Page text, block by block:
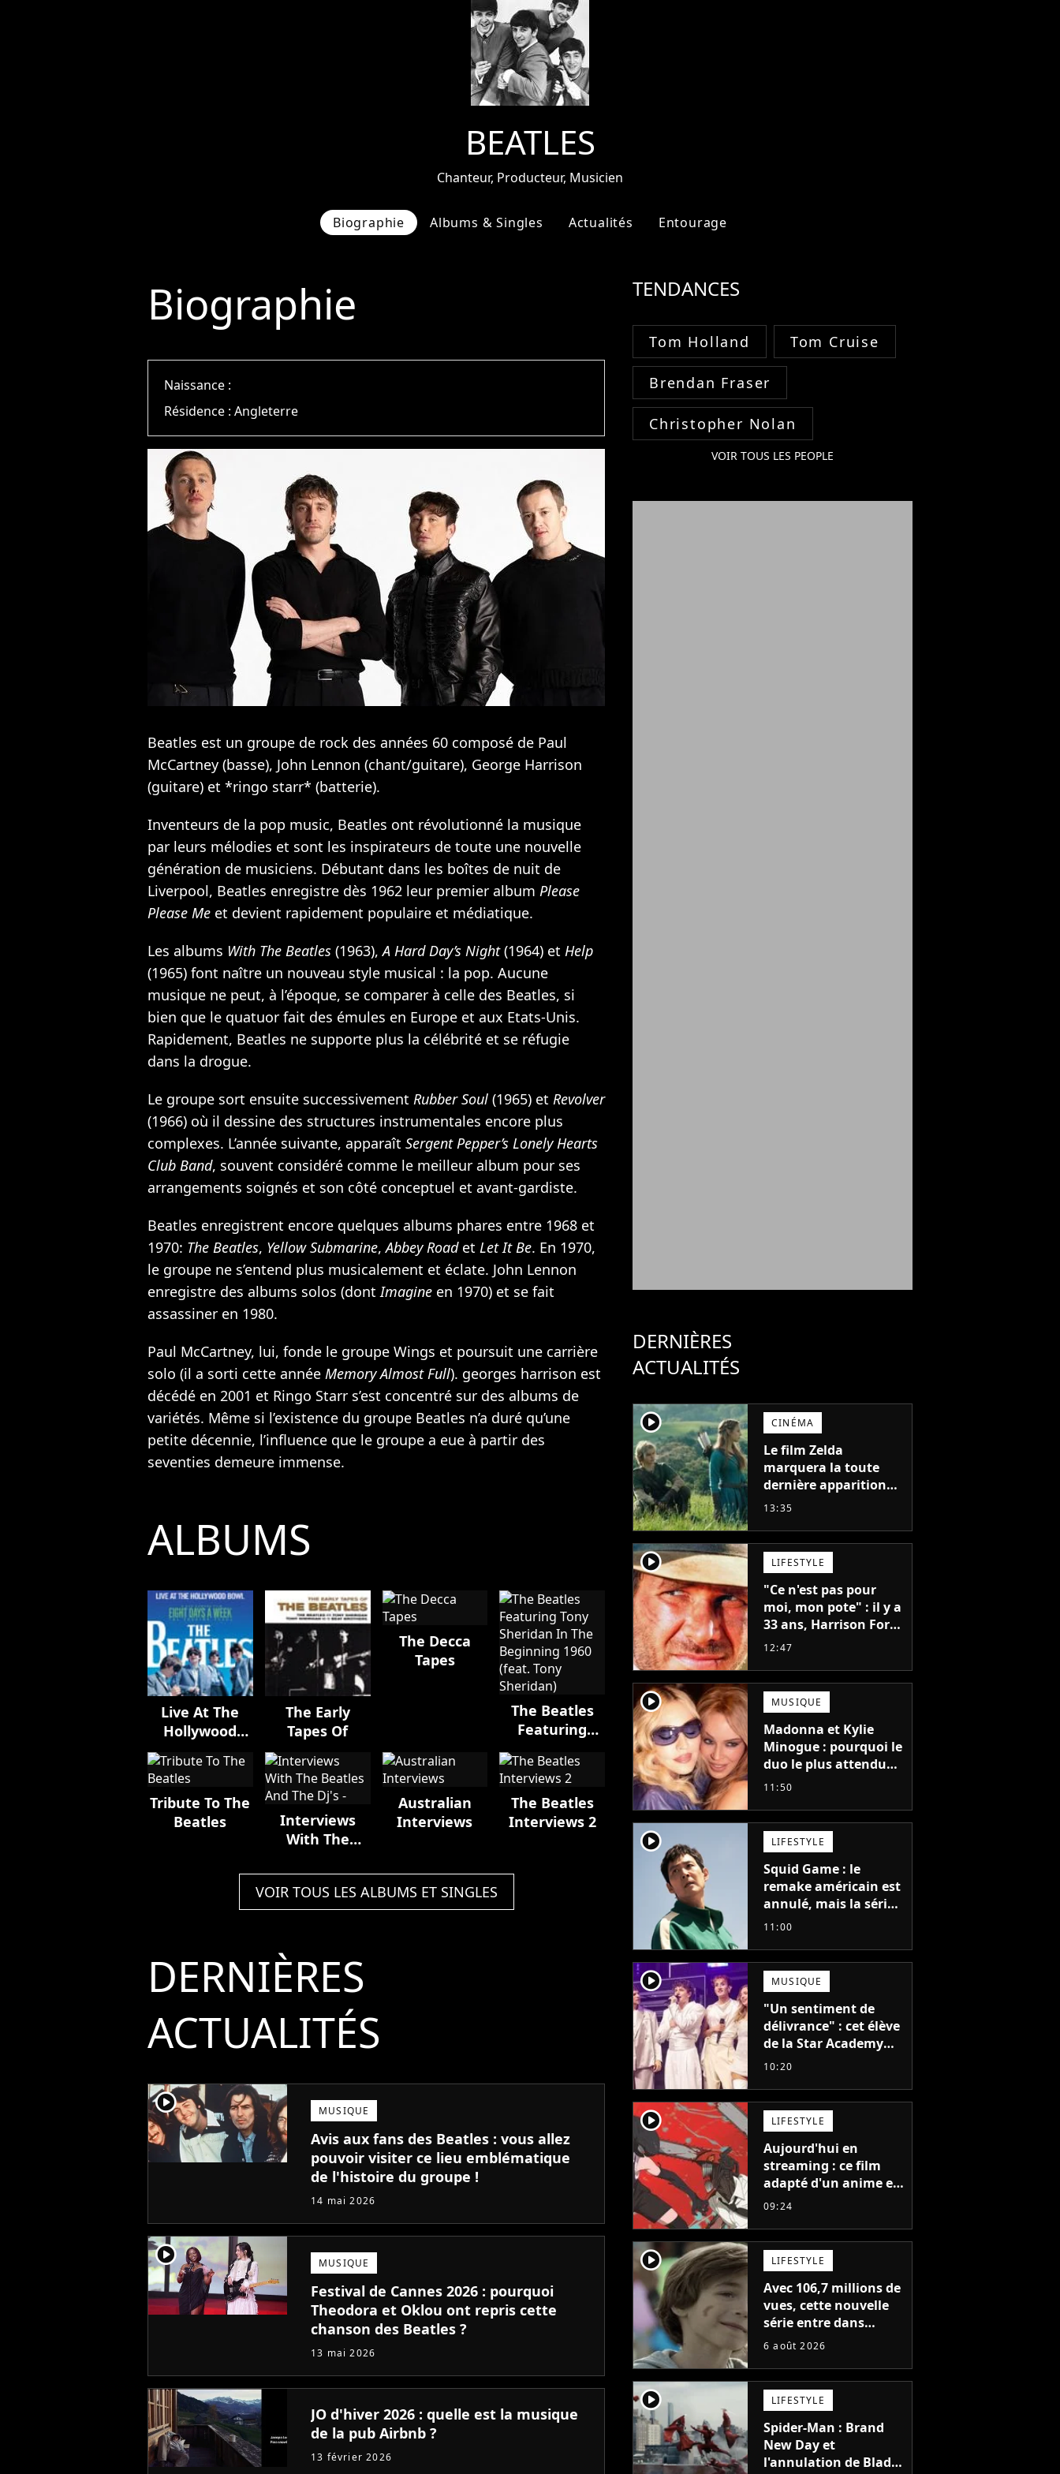
BEATLES
Chanteur, Producteur, Musicien
Biographie Albums & Singles Actualités Entourage
Biographie
Naissance :
Résidence :Angleterre
Beatles est un groupe de rock des années 60 composé de Paul
McCartney (basse), John Lennon (chant/guitare), George Harrison
(guitare) et *ringo starr* (batterie).
Inventeurs de la pop music, Beatles ont révolutionné la musique
par leurs mélodies et sont les inspirateurs de toute une nouvelle
génération de musiciens. Débutant dans les boîtes de nuit de
Liverpool, Beatles enregistre dès 1962 leur premier album Please
Please Me et devient rapidement populaire et médiatique.
Les albums With The Beatles (1963),A Hard Day’s Night(1964) et Help
(1965) font naître un nouveau style musical : la pop. Aucune
musique ne peut, à l’époque, se comparer à celle des Beatles, si
bien que le quatuor fait des émules en Europe et aux Etats-Unis.
Rapidement, Beatles ne supporte plus la célébrité et se réfugie
dans la drogue.
Le groupe sort ensuite successivement Rubber Soul (1965) et Revolver
(1966) où il dessine des structures instrumentales encore plus
complexes. L’année suivante, apparaît Sergent Pepper’s Lonely Hearts
Club Band, souvent considéré comme le meilleur album pour ses
arrangements soignés et son côté conceptuel et avant-gardiste.
Beatles enregistrent encore quelques albums phares entre 1968 et
1970: The Beatles, Yellow Submarine,Abbey Roadet Let It Be. En 1970,
le groupe ne s’entend plus musicalement et éclate. John Lennon
enregistre des albums solos (dontImagine en 1970) et se fait
assassiner en 1980.
Paul McCartney, lui, fonde le groupe Wings et poursuit une carrière
solo (il a sorti cette année Memory Almost Full). georges harrison est
décédé en 2001 et Ringo Starr s’est concentré sur des albums de
variétés. Même si l’existence du groupe Beatles n’a duré qu’une
petite décennie, l’influence que le groupe a eue à partir des
seventies demeure immense.
ALBUMS
Live At The
Hollywood
The Early
Tapes Of
The Decca
Tapes
The Beatles
Featuring
Tony Sheridan
In The
Beginning
1960 (feat.
Tony Sheridan)
Tribute To The
Beatles
Interviews
With The
The Dj's -
Australian
Interviews
The Beatles
Interviews 2
VOIR TOUS LES ALBUMS ET SINGLES
DERNIÈRES
ACTUALITÉS
player2 MUSIQUE
Avis aux fans des Beatles : vous allez
pouvoir visiter ce lieu emblématique
de l'histoire du groupe !
14 mai 2026
player2 MUSIQUE
Festival de Cannes 2026 : pourquoi
Theodora et Oklou ont repris cette
chanson des Beatles ?
13 mai 2026
JO d'hiver 2026 : quelle est la musique
de la pub Airbnb ?
13 février 2026
TENDANCES
Tom Holland Tom Cruise
Brendan Fraser
Christopher Nolan
VOIR TOUS LES PEOPLE
DERNIÈRES
ACTUALITÉS
player2 CINÉMA
Le film Zelda
marquera la toute
dernière apparition
de cet acteur
disparu trop tôt
13:35
player2 LIFESTYLE
"Ce n'est pas pour
moi, mon pote" : il y a
33 ans, Harrison Ford
refusait l'un des plus
les temps
12:47
player2 MUSIQUE
Madonna et Kylie
Minogue : pourquoi le
duo le plus attendu
de la pop a mis 25 ans
11:50
player2 LIFESTYLE
Squid Game : le
remake américain est
annulé, mais la série
la plus vue sur Netflix
version française
11:00
player2 MUSIQUE
"Un sentiment de
délivrance" : cet élève
de la Star Academy
balance après la fin
10:20
player2 LIFESTYLE
Aujourd'hui en
streaming : ce film
adapté d'un anime et
noté 98% est à voir
vous ne comprendrez
plus la série
09:24
player2 LIFESTYLE
Avec 106,7 millions de
vues, cette nouvelle
série entre dans
l'histoire de Netflix en
6 août 2026
player2 LIFESTYLE
Spider-Man : Brand
New Day et
l'annulation de Blade